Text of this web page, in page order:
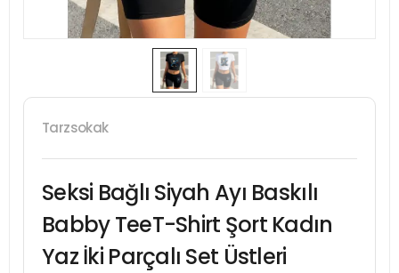
Tarzsokak
Seksi Bağlı Siyah Ayı Baskılı
Babby TeeT-Shirt Şort Kadın
Yaz İki Parçalı Set Üstleri